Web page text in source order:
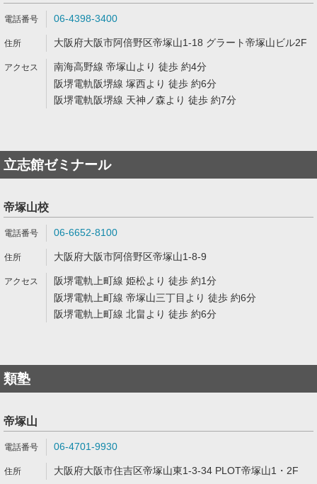
06-4398-3400
大阪府大阪市阿倍野区帝塚山1-18 グラート帝塚山ビル2F
南海高野線 帝塚山より 徒歩 約4分
阪堺電軌阪堺線 塚西より 徒歩 約6分
阪堺電軌阪堺線 天神ノ森より 徒歩 約7分
立志館ゼミナール
帝塚山校
06-6652-8100
大阪府大阪市阿倍野区帝塚山1-8-9
阪堺電軌上町線 姫松より 徒歩 約1分
阪堺電軌上町線 帝塚山三丁目より 徒歩 約6分
阪堺電軌上町線 北畠より 徒歩 約6分
類塾
帝塚山
06-4701-9930
大阪府大阪市住吉区帝塚山東1-3-34 PLOT帝塚山1・2F